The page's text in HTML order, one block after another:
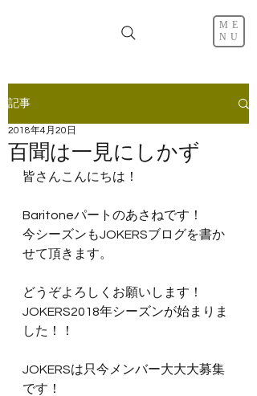
ME
NU
記事
百聞は一見にしかず
2018年4月20日
皆さんこんにちは！
Baritoneパートのあさねです！
今シーズンもJOKERSブログを書か
せて頂きます。
どうぞよろしくお願いします！
JOKERS2018年シーズンが始まりま
した！！
JOKERSは只今メンバー大大大募集
です！